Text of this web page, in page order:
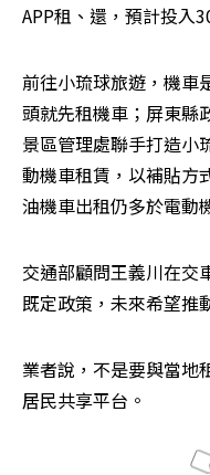
APP租、還，預計投入
前往小琉球旅遊，機車
頭就先租機車；屏東縣
景區管理處聯手打造小
動機車租賃，以補貼方
油機車出租仍多於電動
交通部顧問王義川在交
既定政策，未來希望推
業者說，不是要與當地
居民共享平台。